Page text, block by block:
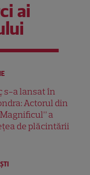
ai
s-a lansat în
Actorul din
a
de plăcintării